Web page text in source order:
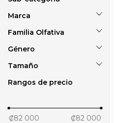
Mujer
Eau de toilette
Marca
MARC JACOBS
Familia Olfativa
Floral
Género
Femenino
Tamaño
100 ml
Rangos de precio
₡82 000 ₡82 000